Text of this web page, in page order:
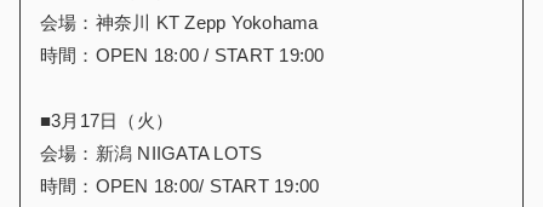
会場：神奈川 KT Zepp Yokohama
時間：OPEN 18:00 / START 19:00
■3月17日（火）
会場：新潟 NIIGATA LOTS
時間：OPEN 18:00/ START 19:00